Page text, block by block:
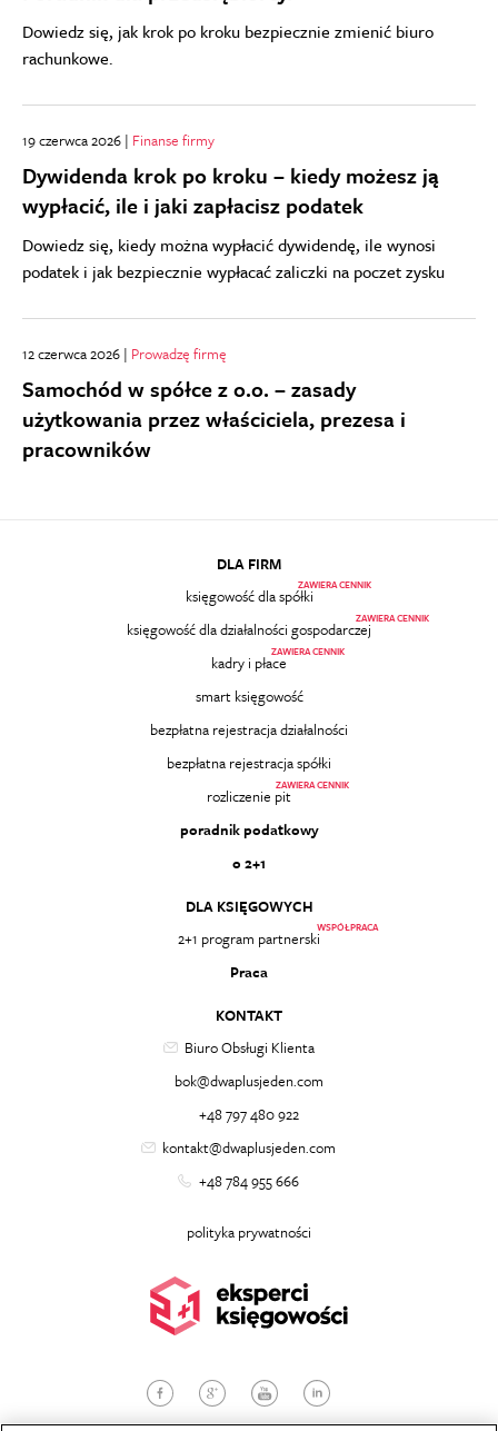
Dowiedz się, jak krok po kroku bezpiecznie zmienić biuro
rachunkowe.
19 czerwca 2026 | Finanse firmy
Dywidenda krok po kroku – kiedy możesz ją
wypłacić, ile i jaki zapłacisz podatek
Dowiedz się, kiedy można wypłacić dywidendę, ile wynosi
podatek i jak bezpiecznie wypłacać zaliczki na poczet zysku
12 czerwca 2026 | Prowadzę firmę
Samochód w spółce z o.o. – zasady
użytkowania przez właściciela, prezesa i
pracowników
DLA FIRM
księgowość dla spółki
ZAWIERA CENNIK
księgowość dla działalności gospodarczej
ZAWIERA CENNIK
kadry i płace
ZAWIERA CENNIK
smart księgowość
bezpłatna rejestracja działalności
bezpłatna rejestracja spółki
rozliczenie pit
ZAWIERA CENNIK
poradnik podatkowy
o 2+1
DLA KSIĘGOWYCH
2+1 program partnerski
WSPÓŁPRACA
Praca
KONTAKT
Biuro Obsługi Klienta
bok@dwaplusjeden.com
+48 797 480 922
kontakt@dwaplusjeden.com
+48 784 955 666
polityka prywatności